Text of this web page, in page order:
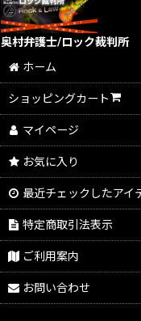
奥村弁護士/ロック裁判所
ホーム
ショッピングカート
マイページ
お気に入り
最近チェックしたアイ
特定商取引法表示
ご利用案内
お問い合わせ